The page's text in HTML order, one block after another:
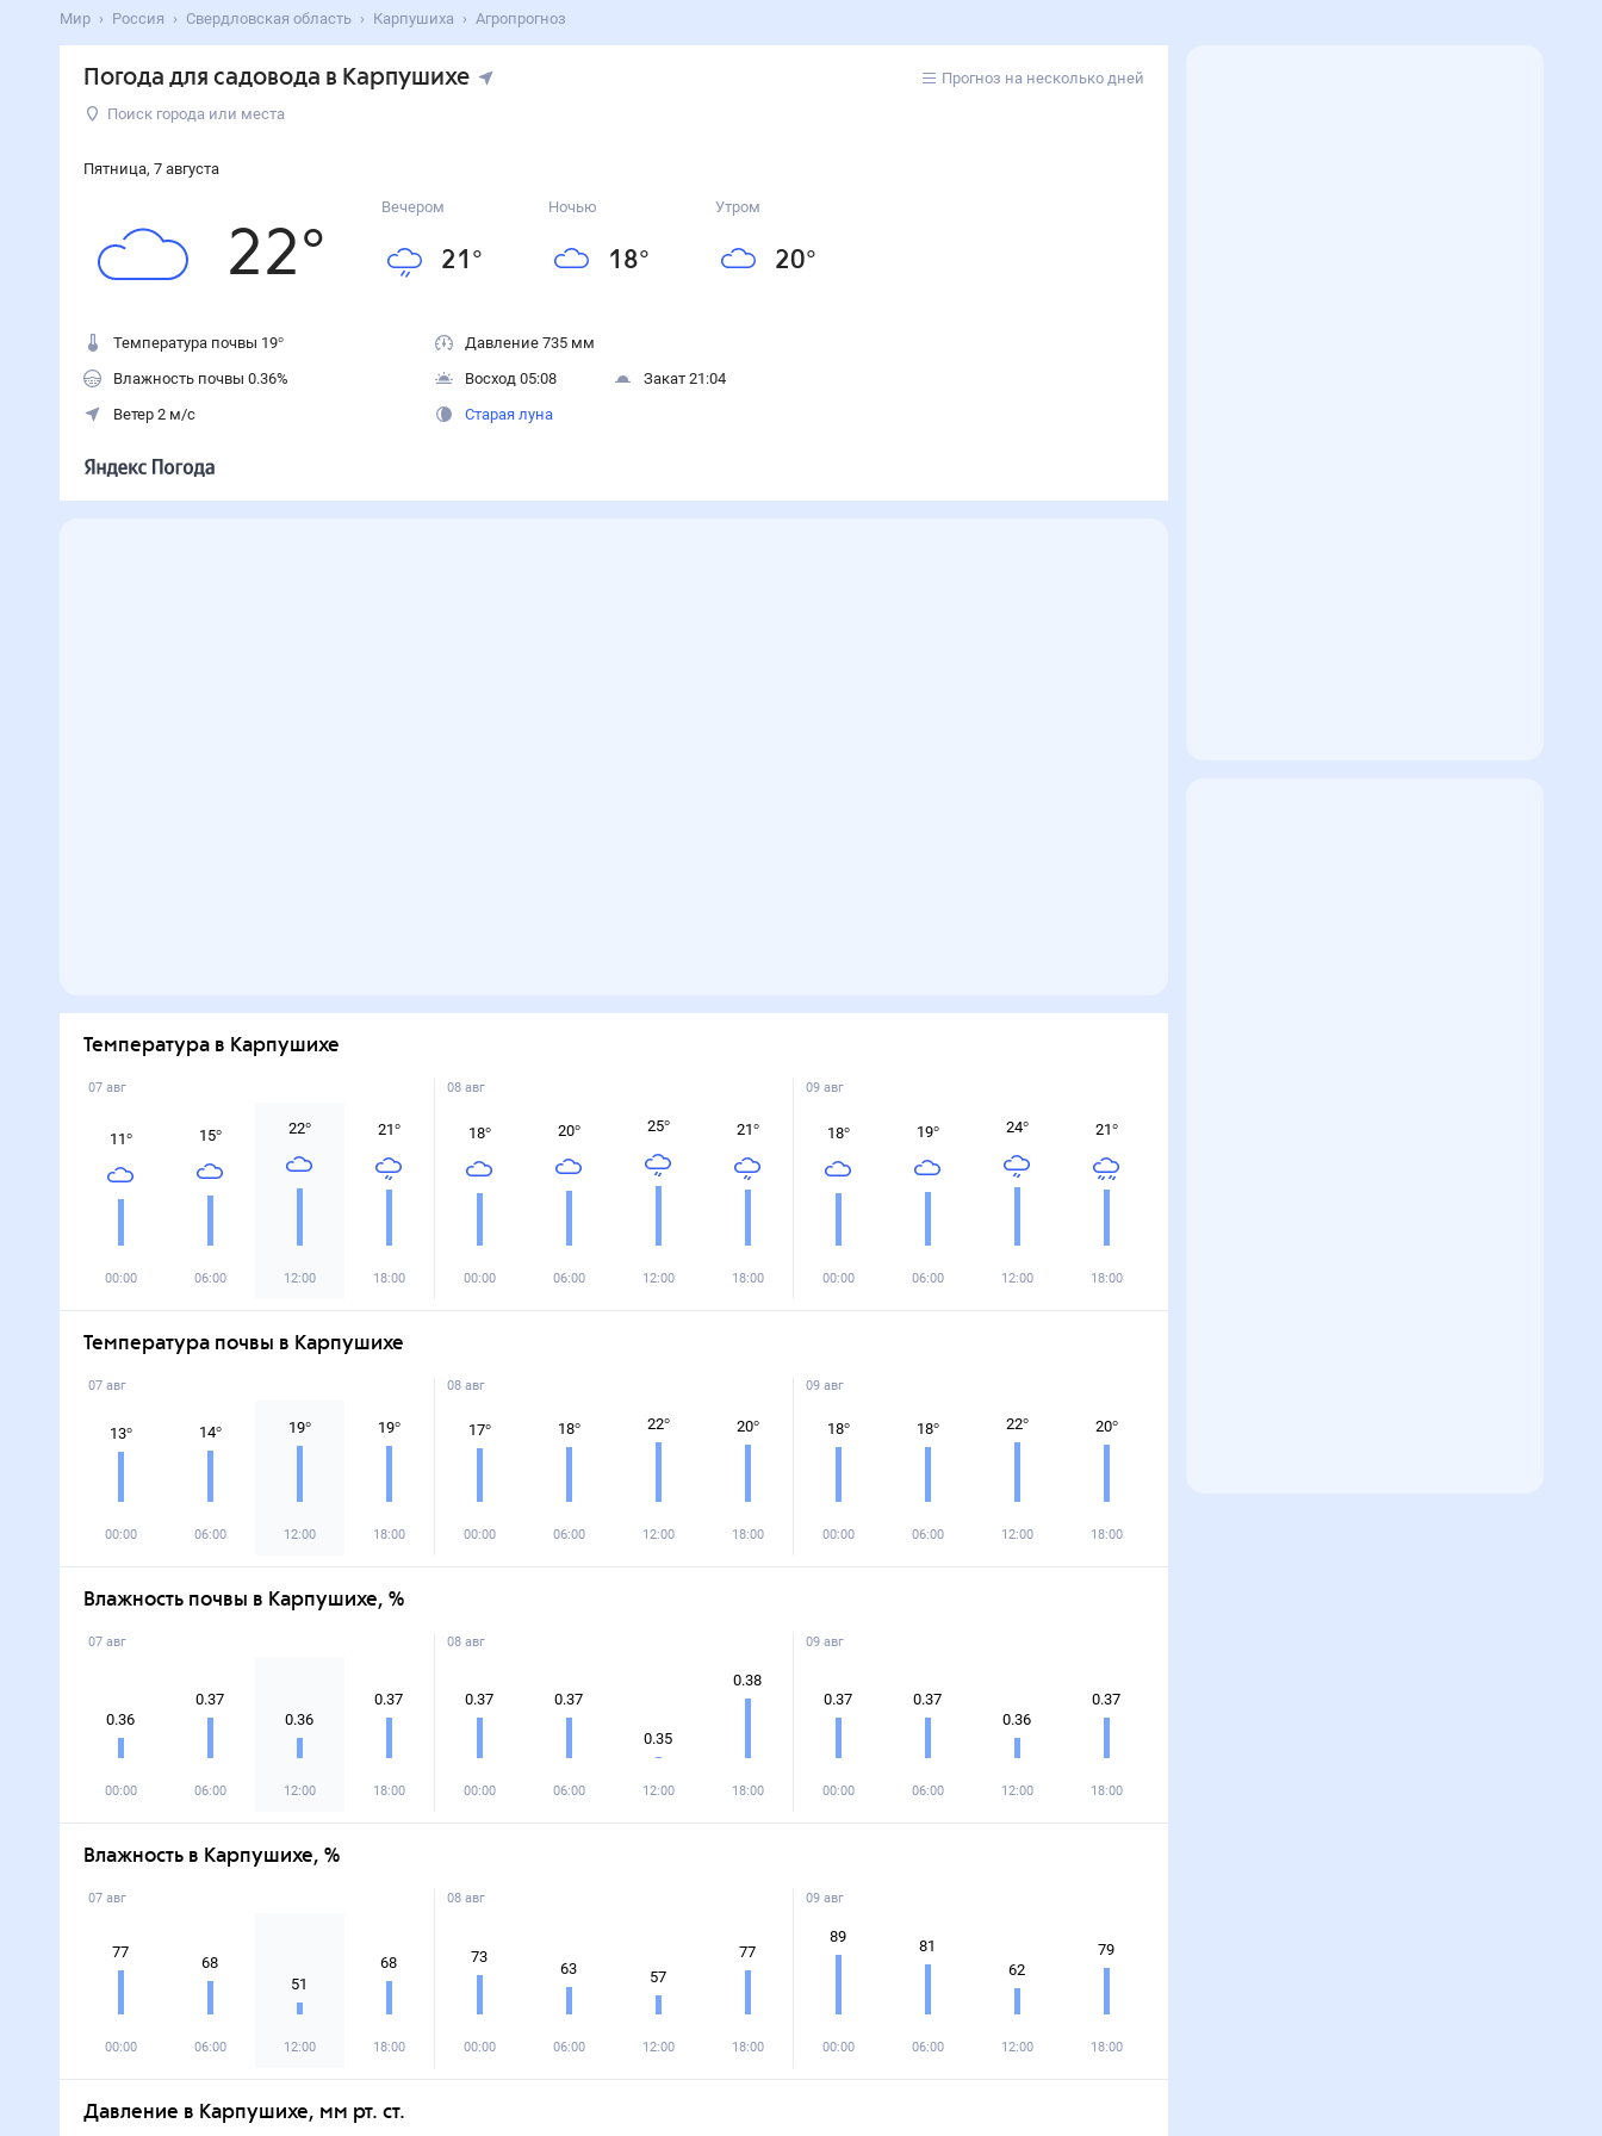
Мир Россия Свердловская область Карпушиха Агропрогноз
Погода для садовода в Карпушихе
Прогноз на несколько дней
Поиск города или места
Пятница, 7 августа
22°
Вечером
21 °
Ночью
18°
Утром
20°
Температура почвы 19°
Влажность почвы 0.36%
Ветер 2 м/с
Давление 735 мм
Восход 05:08
Закат 21:04
Старая луна
Температура в Карпушихе
07 авг
11°
00:00
15°
06:00
22°
12:00
21°
18:00
08 авг
18°
00:00
20°
06:00
25°
12:00
21°
18:00
09 авг
18°
00:00
19°
06:00
24°
12:00
21°
18:00
Температура почвы в Карпушихе
07 авг
13°
00:00
14°
06:00
19°
12:00
19°
18:00
08 авг
17°
00:00
18°
06:00
22°
12:00
20°
18:00
09 авг
18°
00:00
18°
06:00
22°
12:00
20°
18:00
Влажность почвы в Карпушихе, %
07 авг
0.36
00:00
0.37
06:00
0.36
12:00
0.37
18:00
08 авг
0.37
00:00
0.37
06:00
0.35
12:00
0.38
18:00
09 авг
0.37
00:00
0.37
06:00
0.36
12:00
0.37
18:00
Влажность в Карпушихе, %
07 авг
77
00:00
68
06:00
51
12:00
68
18:00
08 авг
73
00:00
63
06:00
57
12:00
77
18:00
09 авг
89
00:00
81
06:00
62
12:00
79
18:00
Давление в Карпушихе, мм рт. ст.